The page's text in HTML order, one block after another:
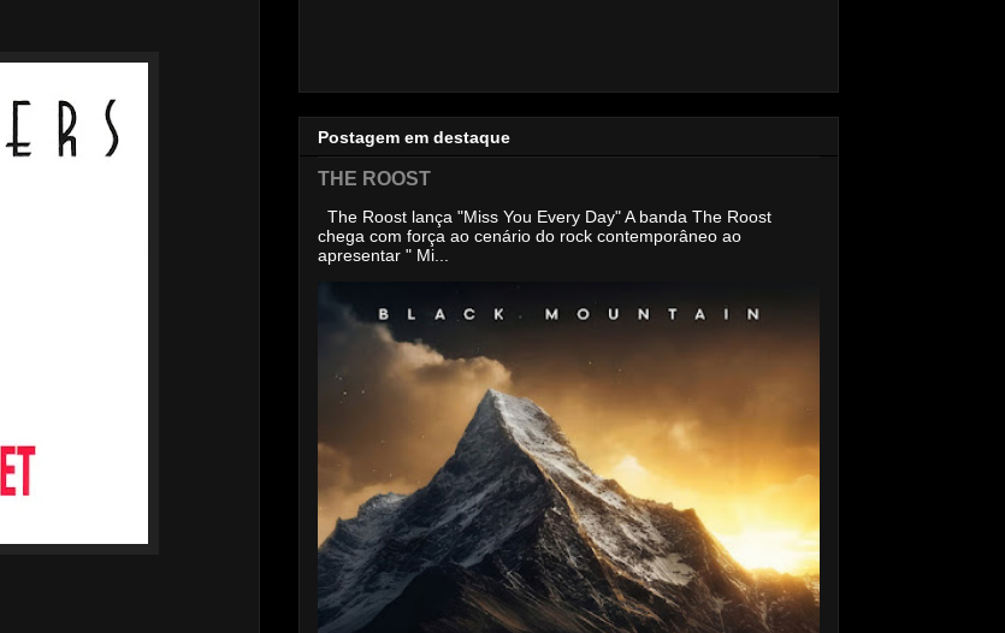
Postagem em destaque
THE ROOST
The Roost lança "Miss You Every Day" A banda The Roost
chega com força ao cenário do rock contemporâneo ao
apresentar " Mi...